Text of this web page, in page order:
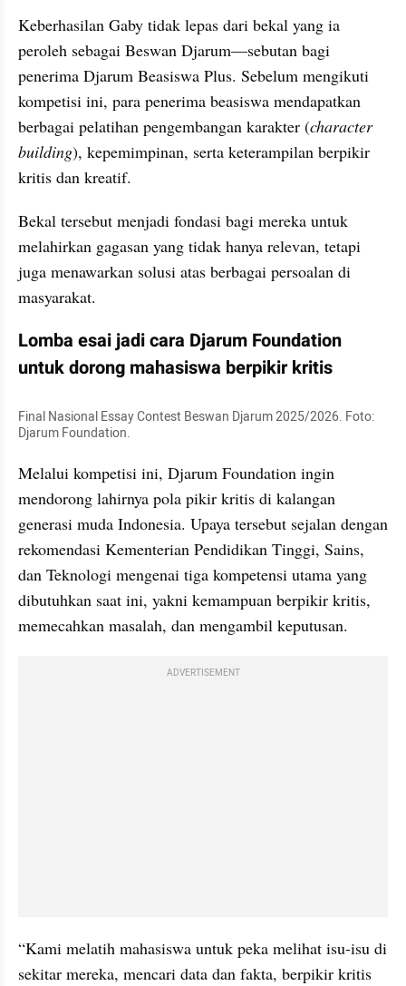
Keberhasilan Gaby tidak lepas dari bekal yang ia
peroleh sebagai Beswan Djarum—sebutan bagi
penerima Djarum Beasiswa Plus. Sebelum mengikuti
kompetisi ini, para penerima beasiswa mendapatkan
berbagai pelatihan pengembangan karakter (character
building), kepemimpinan, serta keterampilan berpikir
kritis dan kreatif.
Bekal tersebut menjadi fondasi bagi mereka untuk
melahirkan gagasan yang tidak hanya relevan, tetapi
juga menawarkan solusi atas berbagai persoalan di
masyarakat.
Lomba esai jadi cara Djarum Foundation
untuk dorong mahasiswa berpikir kritis
Final Nasional Essay Contest Beswan Djarum 2025/2026. Foto:
Djarum Foundation.
Melalui kompetisi ini, Djarum Foundation ingin
mendorong lahirnya pola pikir kritis di kalangan
generasi muda Indonesia. Upaya tersebut sejalan dengan
rekomendasi Kementerian Pendidikan Tinggi, Sains,
dan Teknologi mengenai tiga kompetensi utama yang
dibutuhkan saat ini, yakni kemampuan berpikir kritis,
memecahkan masalah, dan mengambil keputusan.
ADVERTISEMENT
“Kami melatih mahasiswa untuk peka melihat isu-isu di
sekitar mereka, mencari data dan fakta, berpikir kritis